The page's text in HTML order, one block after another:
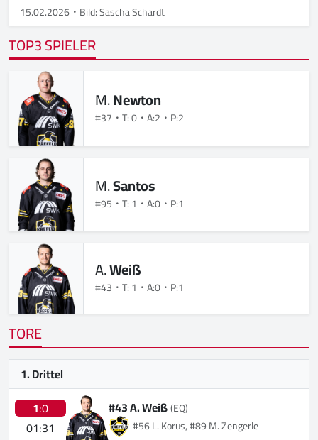
15.02.2026 Bild: Sascha Schardt
TOP3 SPIELER
M.Newton
#37 T: 0 A:2 P:2
M.Santos
#95 T: 1 A:0 P:1
A.Weiß
#43 T: 1 A:0 P:1
TORE
1. Drittel
1:0
01:31
#43 A. Weiß(EQ)
#56 L. Korus, #89 M. Zengerle